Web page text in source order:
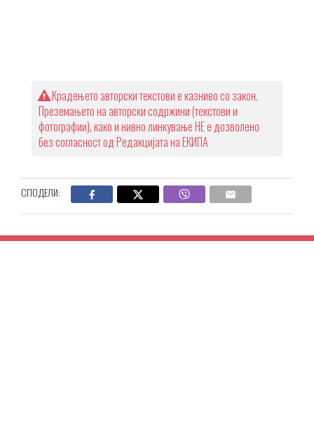
Крадењето авторски текстови е казниво со закон.
Преземањето на авторски содржини (текстови и
фотографии), како и нивно линкување НЕ е дозволено
без согласност од Редакцијата на ЕКИПА
СПОДЕЛИ: